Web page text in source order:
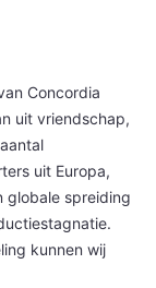
Concordia
uit vriendschap,
uit Europa,
globale spreiding
kunnen wij